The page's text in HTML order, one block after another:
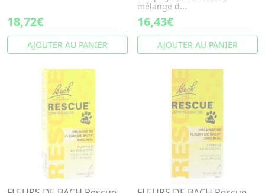
18,72€
AJOUTER AU PANIER
mélange d...
16,43€
AJOUTER AU PANIER